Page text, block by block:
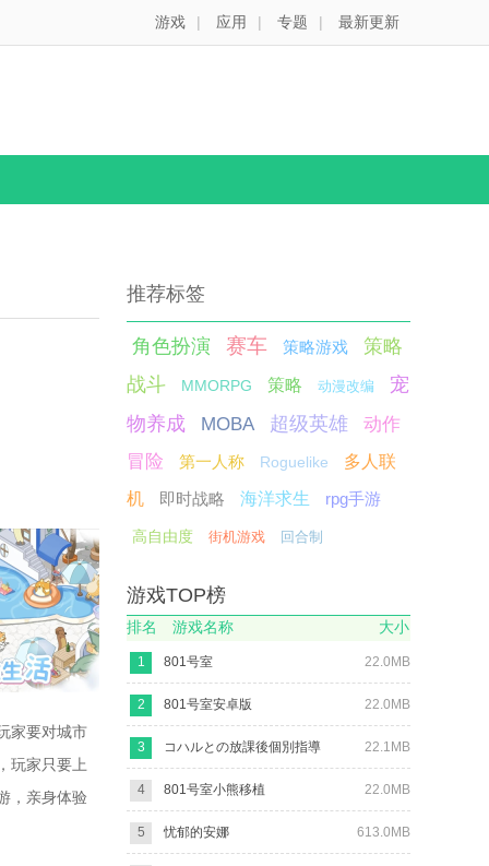
游戏 | 应用 | 专题 | 最新更新
家要对城市
玩家只要上
，亲身体验
推荐标签
角色扮演 赛车 策略游戏
策略
战斗
MMORPG 策略 动漫改编
宠
物养成
MOBA 超级英雄
动作
冒险
第一人称 Roguelike
多人联
机
即时战略 海洋求生 rpg手游
高自由度 街机游戏 回合制
游戏TOP榜
排名 游戏名称 大小
1 22.0MB
801号室
2 22.0MB
801号室安卓版
3 22.1MB
コハルとの放課後個別指導
4 22.0MB
801号室小熊移植
5 613.0MB
忧郁的安娜